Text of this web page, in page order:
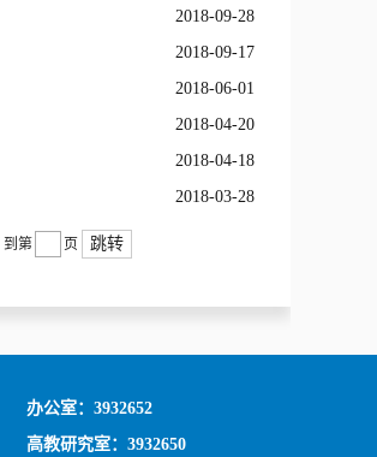
2018-09-28
2018-09-17
2018-06-01
2018-04-20
2018-04-18
2018-03-28
到第 页 跳转
办公室：3932652
高教研究室：3932650